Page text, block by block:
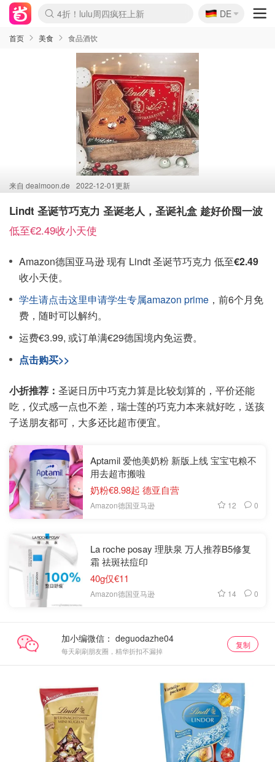
Boticinal 夏促开抢！
4折！lulu周四疯狂上新
还没结束！&OtherStories大促
Joybuy变相75折 随时失效
速领！Stanley独家85折
疑似霸哥！Camper额外叠85折
Zalando 奥莱闪促！每日更新
Moncler反季囤！5折起+叠9折
Coach Brooklyn仅€192
🇩🇪
DE
首页 美食 食品酒饮
来自 dealmoon.de 2022-12-01更新
Lindt 圣诞节巧克力 圣诞老人，圣诞礼盒 趁好价囤一波
低至€2.49收小天使
Amazon德国亚马逊 现有 Lindt 圣诞节巧克力 低至€2.49
收小天使。
学生请点击这里申请学生专属amazon prime ，前6个月免
费，随时可以解约。
运费€3.99, 或订单满€29德国境内免运费。
点击购买>>
小折推荐： 圣诞日历中巧克力算是比较划算的，平价还能
吃，仪式感一点也不差，瑞士莲的巧克力本来就好吃，送孩
子送朋友都可，大多还比超市便宜。
Aptamil 爱他美奶粉 新版上线 宝宝屯粮不
用去超市搬啦
奶粉€8.98起 德亚自营
Amazon德国亚马逊 12 0
La roche posay 理肤泉 万人推荐B5修复
霜 祛斑祛痘印
40g仅€11
Amazon德国亚马逊 14 0
加小编微信：
每天刷刷朋友圈，精华折扣不漏掉
复制